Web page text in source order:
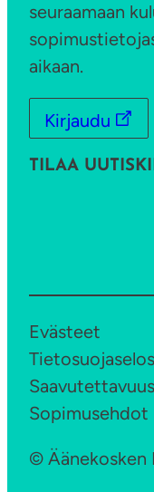
seuraamaan
aikaan.
Kirjaudu
TILAA
© Äänekosken
Evästeet
Sopimusehdot